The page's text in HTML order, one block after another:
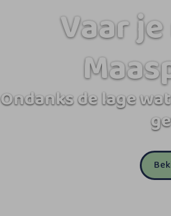
Vaar
Ondanks de lage